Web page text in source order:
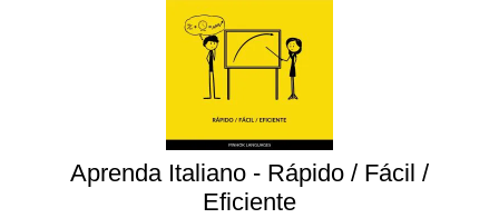
Aprenda Italiano - Rápido / Fácil /
Eficiente